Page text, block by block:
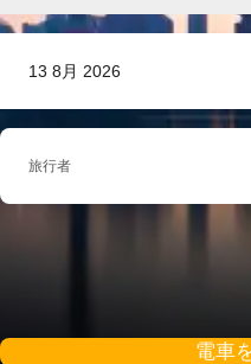
13 8月 2026
旅行者
電車